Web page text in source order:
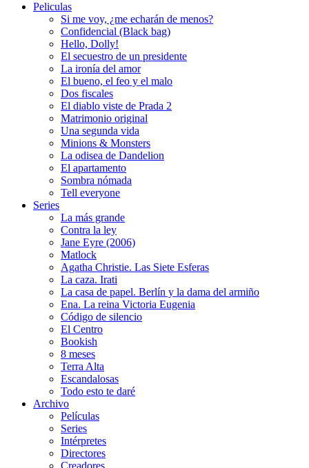
Peliculas
Si me voy, ¿me echarán de menos?
Confidencial (Black bag)
Hello, Dolly!
El secuestro de un presidente
La ironía del amor
El bueno, el feo y el malo
Dos fiscales
El diablo viste de Prada 2
Matrimonio original
Una segunda vida
Minions & Monsters
La odisea de Dandelion
El apartamento
Sombra nómada
Tell everyone
Series
La más grande
Contra la ley
Jane Eyre (2006)
Matlock
Agatha Christie. Las Siete Esferas
La caza. Irati
La casa de papel. Berlín y la dama del armiño
Ena. La reina Victoria Eugenia
Código de silencio
El Centro
Bookish
8 meses
Terra Alta
Escandalosas
Todo esto te daré
Archivo
Películas
Series
Intérpretes
Directores